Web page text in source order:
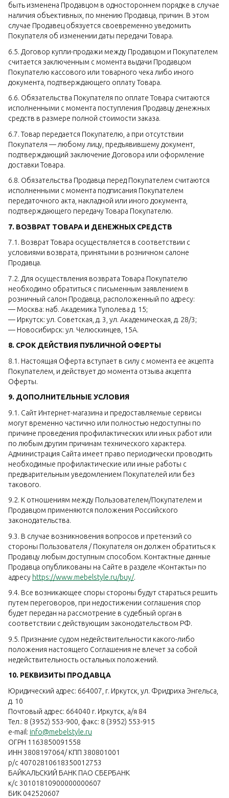
быть изменена Продавцом в одностороннем порядке в случае
наличия объективных, по мнению Продавца, причин. В этом
случае Продавец обязуется своевременно уведомить
Покупателя об изменении даты передачи Товара.
6.5. Договор купли-продажи между Продавцом и Покупателем
считается заключенным с момента выдачи Продавцом
Покупателю кассового или товарного чека либо иного
документа, подтверждающего оплату Товара.
6.6. Обязательства Покупателя по оплате Товара считаются
исполненными с момента поступления Продавцу денежных
средств в размере полной стоимости заказа.
6.7. Товар передается Покупателю, а при отсутствии
Покупателя — любому лицу, предъявившему документ,
подтверждающий заключение Договора или оформление
доставки Товара.
6.8. Обязательства Продавца перед Покупателем считаются
исполненными с момента подписания Покупателем
передаточного акта, накладной или иного документа,
подтверждающего передачу Товара Покупателю.
7. ВОЗВРАТ ТОВАРА И ДЕНЕЖНЫХ СРЕДСТВ
7.1. Возврат Товара осуществляется в соответствии с
условиями возврата, принятыми в розничном салоне
Продавца.
7.2. Для осуществления возврата Товара Покупателю
необходимо обратиться с письменным заявлением в
розничный салон Продавца, расположенный по адресу:
— Москва: наб. Академика Туполева д. 15;
— Иркутск: ул. Советская, д. 3, ул. Академическая, д. 28/3;
— Новосибирск: ул. Челюскинцев, 15А.
8. СРОК ДЕЙСТВИЯ ПУБЛИЧНОЙ ОФЕРТЫ
8.1. Настоящая Оферта вступает в силу с момента ее акцепта
Покупателем, и действует до момента отзыва акцепта
Оферты.
9. ДОПОЛНИТЕЛЬНЫЕ УСЛОВИЯ
9.1. Сайт Интернет-магазина и предоставляемые сервисы
могут временно частично или полностью недоступны по
причине проведения профилактических или иных работ или
по любым другим причинам технического характера.
Администрация Сайта имеет право периодически проводить
необходимые профилактические или иные работы с
предварительным уведомлением Покупателей или без
такового.
9.2. К отношениям между Пользователем/Покупателем и
Продавцом применяются положения Российского
законодательства.
9.3. В случае возникновения вопросов и претензий со
стороны Пользователя / Покупателя он должен обратиться к
Продавцу любым доступным способом. Контактные данные
Продавца опубликованы на Сайте в разделе «Контакты» по
адресу https://www.mebelstyle.ru/buy/.
9.4. Все возникающее споры стороны будут стараться решить
путем переговоров, при недостижении соглашения спор
будет передан на рассмотрение в судебный орган в
соответствии с действующим законодательством РФ.
9.5. Признание судом недействительности какого-либо
положения настоящего Соглашения не влечет за собой
недействительность остальных положений.
10. РЕКВИЗИТЫ ПРОДАВЦА
Юридический адрес: 664007, г. Иркутск, ул. Фридриха Энгельса,
д. 10
Почтовый адрес: 664040 г. Иркутск, а/я 84
Тел.: 8 (3952) 553-900, факс: 8 (3952) 553-915
e-mail: info@mebelstyle.ru
ОГРН 1163850091558
ИНН 3808197064/ КПП 380801001
р/с 40702810618350012753
БАЙКАЛЬСКИЙ БАНК ПАО СБЕРБАНК
к/с 30101810900000000607
БИК 042520607